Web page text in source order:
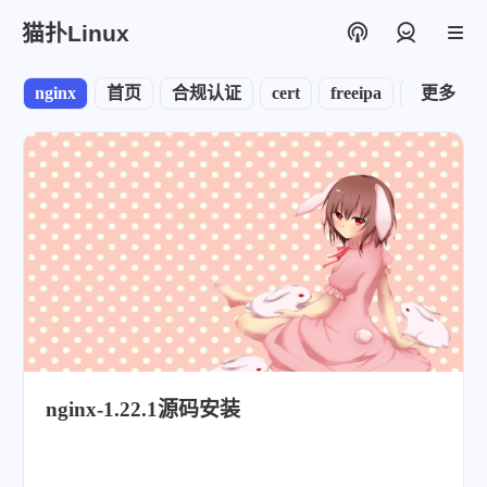
猫扑Linux
首页 合规认证 cert freeipa node
nginx 更多
nginx-1.22.1源码安装